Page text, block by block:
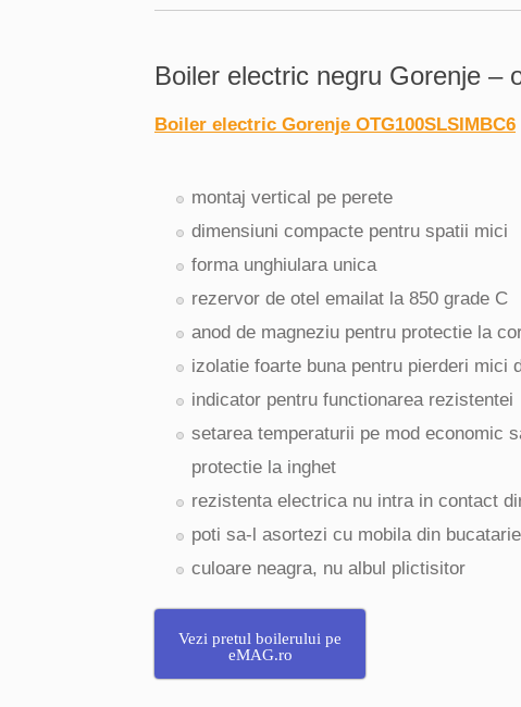
Boiler electric negru Gorenje –
Boiler electric Gorenje OTG100SLSIMBC6
montaj vertical pe perete
dimensiuni compacte pentru spatii mici
forma unghiulara unica
rezervor de otel emailat la 850 grade C
anod de magneziu pentru protectie la
izolatie foarte buna pentru pierderi mici
indicator pentru functionarea rezistentei
setarea temperaturii pe mod economic
protectie la inghet
rezistenta electrica nu intra in contact
poti sa-l asortezi cu mobila din bucatarie
culoare neagra, nu albul plictisitor
Vezi pretul boilerului pe
eMAG.ro